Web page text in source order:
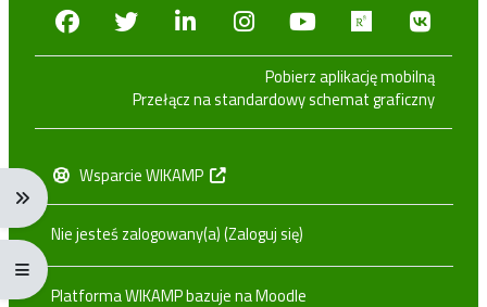
Rozwiń menu nawigacji: Ctrl + Alt + →
Rozwiń menu pełnoekranowe: Ctrl + Alt + f
FacebookTwitterLinkedinInstagram
Youtube
Pobierz aplikację mobilną
Przełącz na standardowy schemat graficzny
Wsparcie WIKAMP
Nie jesteś zalogowany(a) (Zaloguj się)
Platforma WIKAMP bazuje naMoodle